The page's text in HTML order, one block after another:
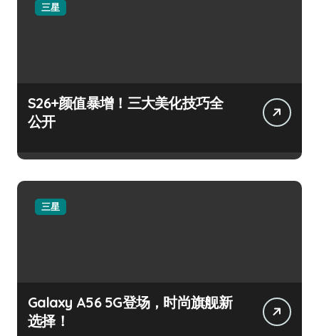
三星
S26+颜值暴增！三大美化技巧全
公开
三星
Galaxy A56 5G登场，时尚旗舰新
选择！